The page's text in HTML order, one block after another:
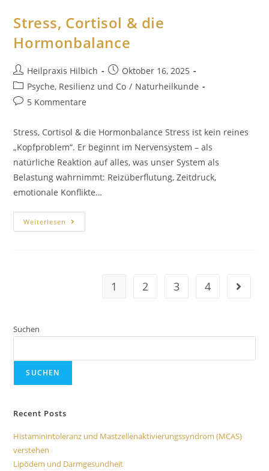
Stress, Cortisol & die
Hormonbalance
Heilpraxis Hilbich
Oktober 16, 2025
Psyche, Resilienz und Co / Naturheilkunde
5 Kommentare
Stress, Cortisol & die Hormonbalance Stress ist kein reines
„Kopfproblem“. Er beginnt im Nervensystem – als
natürliche Reaktion auf alles, was unser System als
Belastung wahrnimmt: Reizüberflutung, Zeitdruck,
emotionale Konflikte…
Weiterlesen
1 2 3 4
Suchen
SUCHEN
Recent Posts
Histaminintoleranz und Mastzellenaktivierungssyndrom (MCAS)
verstehen
Lipödem und Darmgesundheit